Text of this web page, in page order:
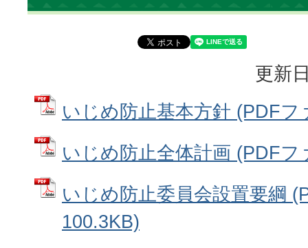
更新
いじめ防止基本方針 (PDFフ
いじめ防止全体計画 (PDFフ
いじめ防止委員会設置要綱
100.3KB)